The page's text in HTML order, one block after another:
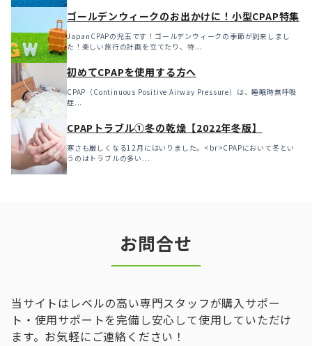
ゴールデンウィークのお出かけに！小型CPAP特集
JapanCPAPの児玉です！ゴールデンウィークの季節が到来しまし
た！楽しい旅行の計画を立てたり、特...
初めてCPAPを使用する方へ
CPAP（Continuous Positive Airway Pressure）は、睡眠時無呼吸
症...
CPAPトラブル①冬の乾燥【2022年冬版】
寒さも厳しくなる12月にはいりました。<br>CPAPにおいて冬とい
うのはトラブルの多い...
お問合せ
当サイトはレベルの高い専門スタッフが購入サポー
ト・使用サポートを完備し安心して使用していただけ
ます。お気軽にご連絡ください！